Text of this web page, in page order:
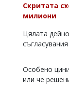
Главен
Колев,
Коментарите
Скритата
милиони
Цялата
Особено
или че